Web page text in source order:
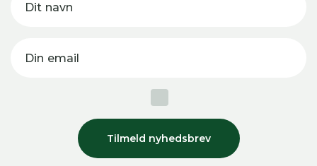
Dit navn
Din email
Tilmeld nyhedsbrev